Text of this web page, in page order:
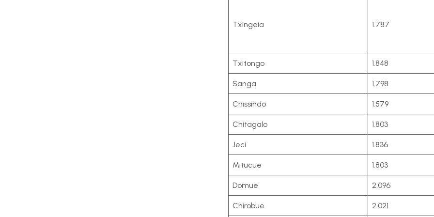
Txingeia 1.787
Txitongo 1.848
Sanga 1.798
Chissindo 1.579
Chitagalo 1.803
Jeci 1.836
Mitucue 1.803
Domue 2.096
Chirobue 2.021